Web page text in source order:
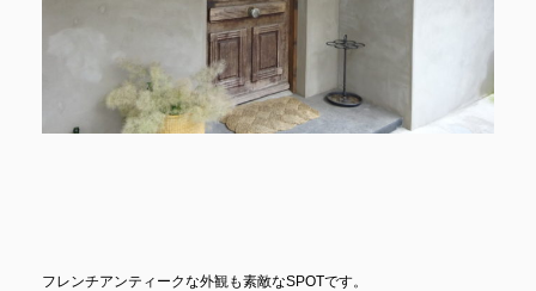
フレンチアンティークな外観も素敵なSPOTです。